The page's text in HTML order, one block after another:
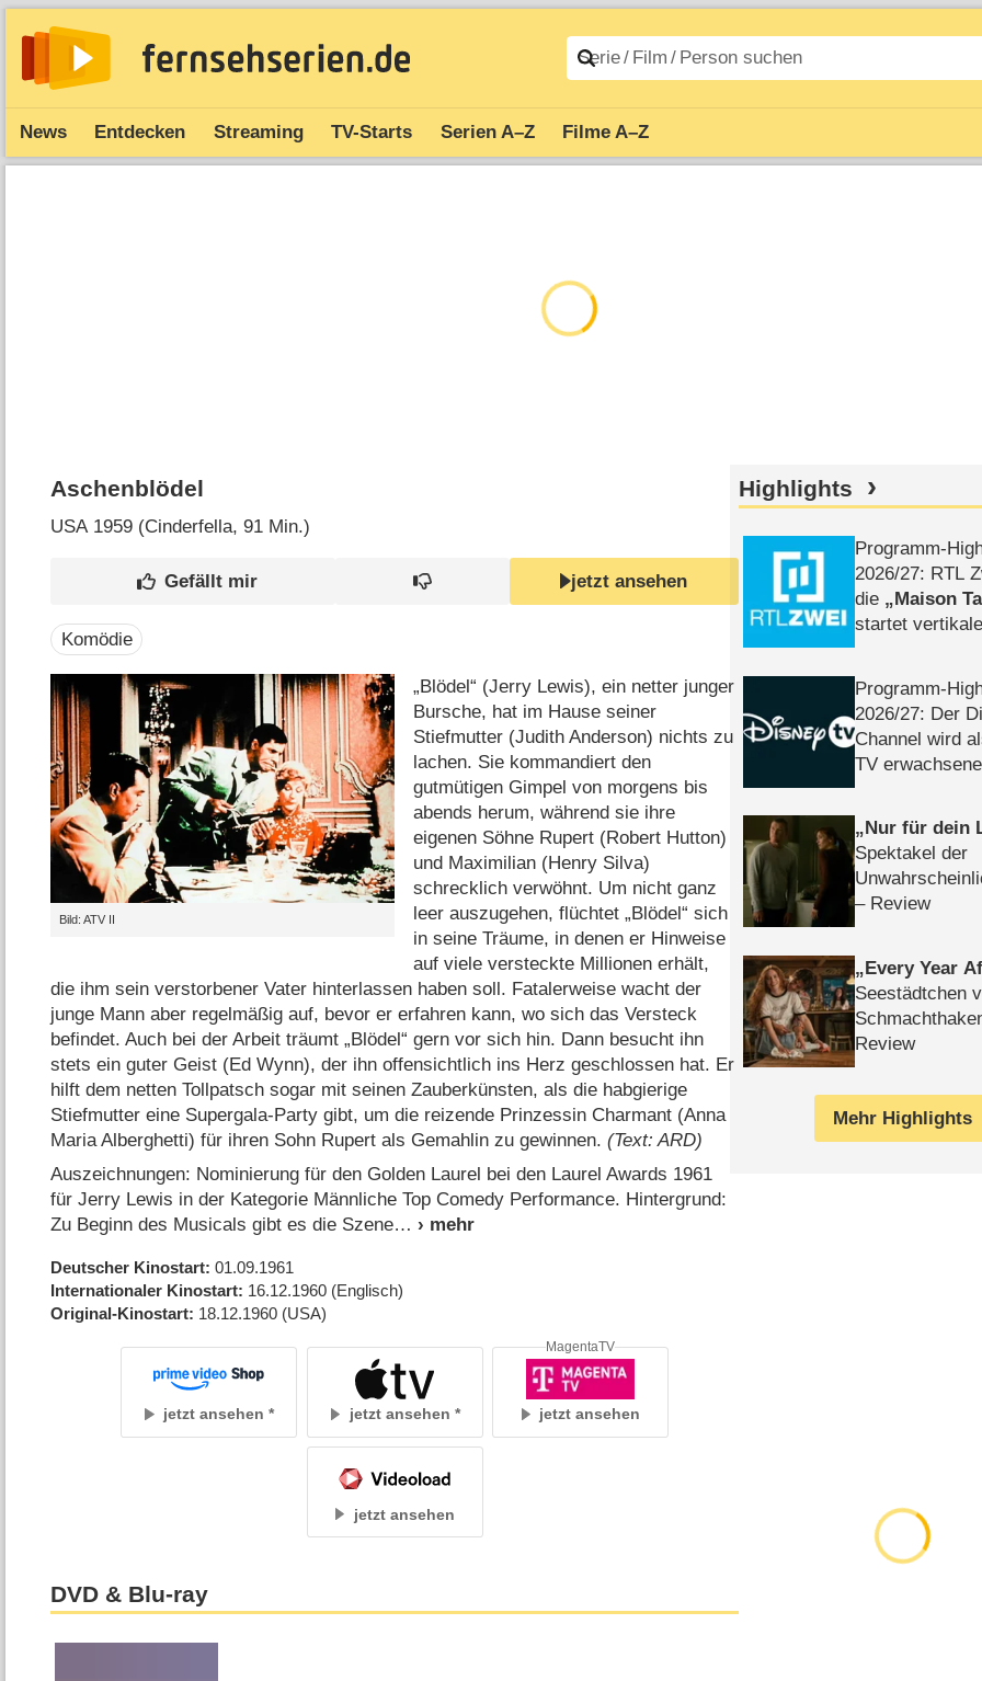
News Entdecken Streaming TV-Starts Serien A–Z Filme A–Z
Aschenblödel
USA1959 (Cinderfella‎, 91 Min.)
jetzt ansehen
Komödie
Bild: ATV II
„Blödel“ (Jerry Lewis), ein netter junger
Bursche, hat im Hause seiner
Stiefmutter (Judith Anderson) nichts zu
lachen. Sie kommandiert den
gutmütigen Gimpel von morgens bis
abends herum, während sie ihre
eigenen Söhne Rupert (Robert Hutton)
und Maximilian (Henry Silva)
schrecklich verwöhnt. Um nicht ganz
leer auszugehen, flüchtet „Blödel“ sich
in seine Träume, in denen er Hinweise
auf viele versteckte Millionen erhält,
die ihm sein verstorbener Vater hinterlassen haben soll. Fatalerweise wacht der
junge Mann aber regelmäßig auf, bevor er erfahren kann, wo sich das Versteck
befindet. Auch bei der Arbeit träumt „Blödel“ gern vor sich hin. Dann besucht ihn
stets ein guter Geist (Ed Wynn), der ihn offensichtlich ins Herz geschlossen hat. Er
hilft dem netten Tollpatsch sogar mit seinen Zauberkünsten, als die habgierige
Stiefmutter eine Supergala-Party gibt, um die reizende Prinzessin Charmant (Anna
Maria Alberghetti) für ihren Sohn Rupert als Gemahlin zu gewinnen.(Text: ARD)
Auszeichnungen: Nominierung für den Golden Laurel bei den Laurel Awards 1961
für Jerry Lewis in der Kategorie Männliche Top Comedy Performance. Hintergrund:
Zu Beginn des Musicals gibt es die Szene
Deutscher Kinostart 01.09.1961
Internationaler Kinostart 16.12.1960 (Englisch)
Original-Kinostart 18.12.1960 (USA)
jetzt ansehen jetzt ansehen jetzt ansehen
MagentaTV
jetzt ansehen
DVD & Blu-ray
Highlights
Programm-
2026/​27: RTL
die
Maison
startet
Programm-
2026/​27: Der
Channel wird
TV
Nur für dein
Spektakel der
– Review
Every Year
Seestädtchen
Review
Mehr Highlights